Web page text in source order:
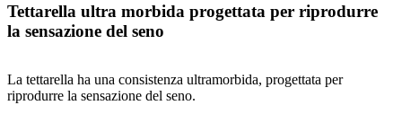
Tettarella ultra morbida progettata per riprodurre
la sensazione del seno
La tettarella ha una consistenza ultramorbida, progettata per
riprodurre la sensazione del seno.